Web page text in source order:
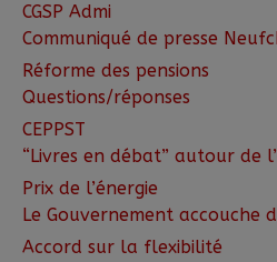
CGSP Admi
Communiqué de presse
Réforme des pensions
Questions/réponses
CEPPST
“Livres en débat” autour de
Prix de l’énergie
Le Gouvernement accouche
Accord sur la flexibilité